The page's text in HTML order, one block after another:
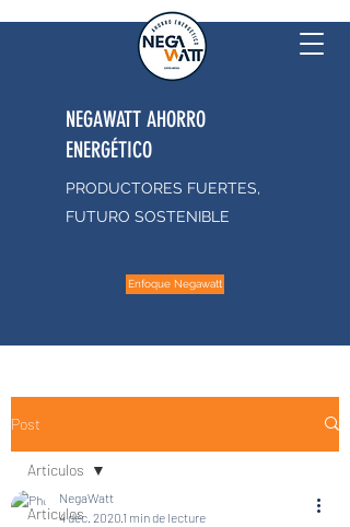
NEGAWATT AHORRO
ENERGÉTICO
PRODUCTORES FUERTES,
FUTURO SOSTENIBLE
Enfoque Negawatt
Post
Articulos
Articulos
NegaWatt
4 déc. 2020 1 min de lecture